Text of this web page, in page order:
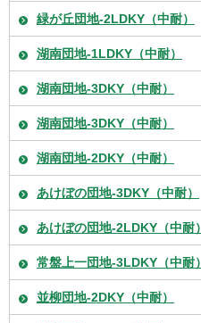
緑が丘団地-2LDKY（中耐）
湖南団地-1LDKY（中耐）
湖南団地-3DKY（中耐）
湖南団地-3DKY（中耐）
湖南団地-2DKY（中耐）
あけぼの団地-3DKY（中耐）
あけぼの団地-2LDKY（中耐）
常盤上一団地-3LDKY（中耐）
並柳団地-2DKY（中耐）